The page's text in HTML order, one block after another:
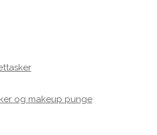
og makeup punge